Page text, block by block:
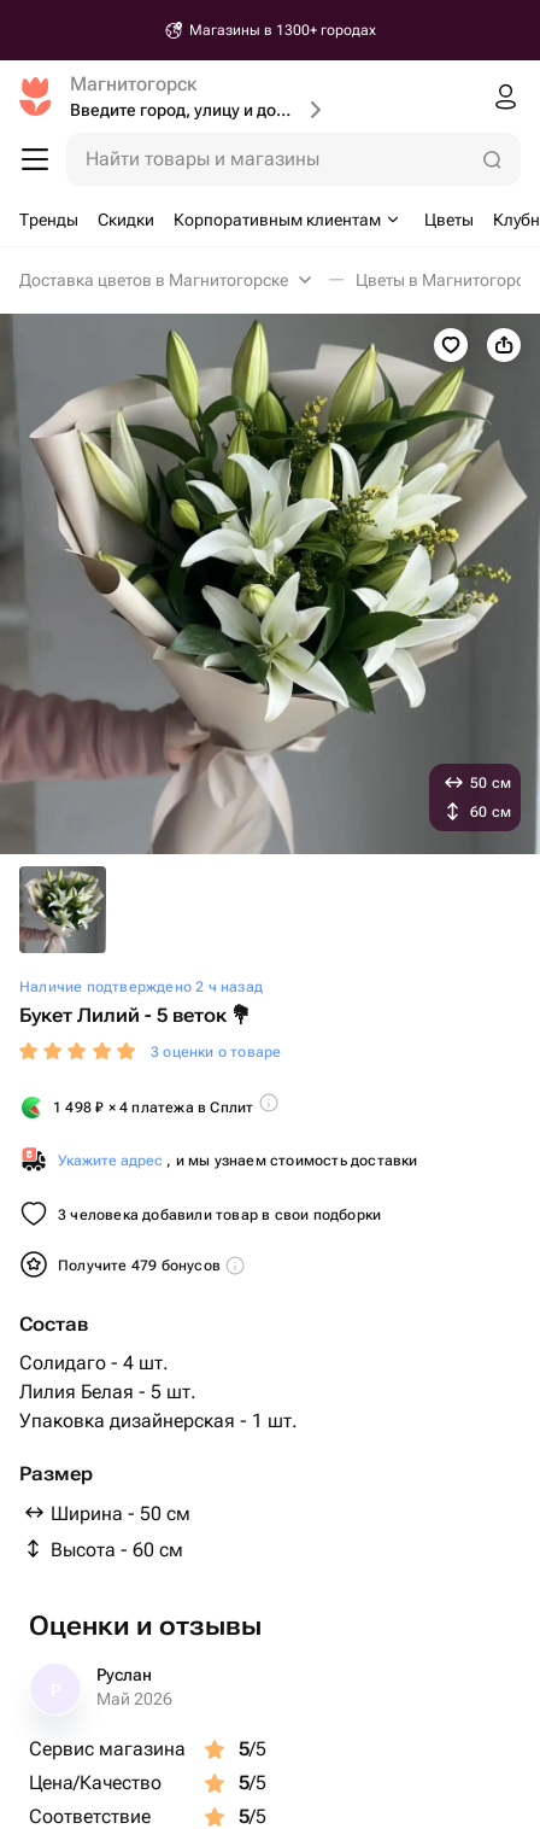
Магазины в 1300+ городах
Магнитогорск
Введите город, улицу и дом доставки
Найти товары и магазины
Тренды Скидки Корпоративным клиентам Цветы
Доставка цветов в Магнитогорске Цветы в Магнитогорске
Наличие подтверждено 2 ч назад
Букет Лилий - 5 веток 💐
3 оценки о товаре
1 498₽ × 4 платежа в Сплит
Укажите адрес , и мы узнаем стоимость доставки
3 человека добавили товар в свои подборки
Получите 479 бонусов
Состав
Солидаго - 4 шт.
Лилия Белая - 5 шт.
Упаковка дизайнерская - 1 шт.
Размер
Ширина - 50 см
Высота - 60 см
50 см
60 см
Оценки и отзывы
Руслан
Май 2026
Сервис магазина 5/5
Цена/Качество
5/5
Соответствие
5/5